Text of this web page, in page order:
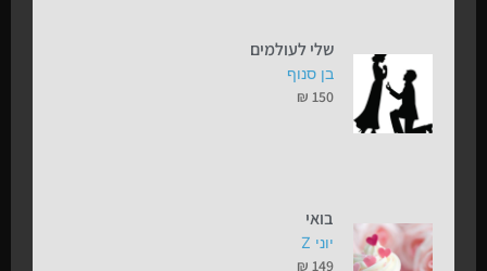
שלי לעולמים
בן סנוף
₪ 150
בואי
יוני Z
₪ 149